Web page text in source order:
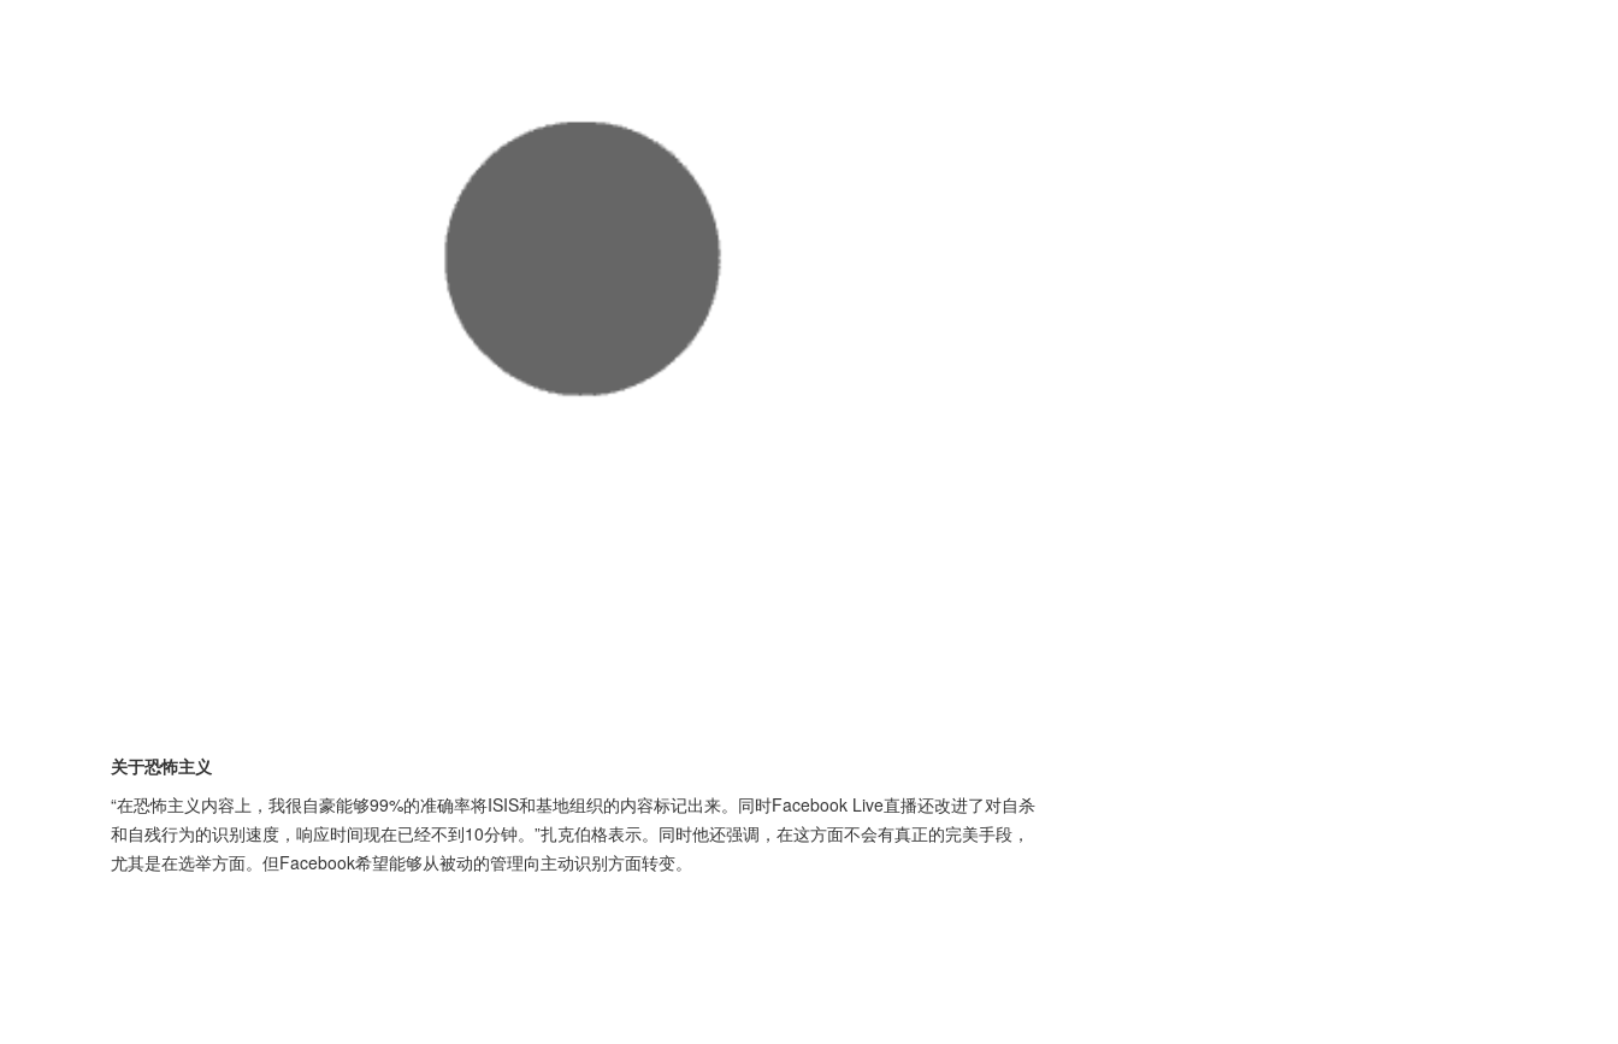
关于恐怖主义
“在恐怖主义内容上，我很自豪能够99%的准确率将ISIS和基地组织的内容标记出来。同时Facebook Live直播还改进了对自杀
和自残行为的识别速度，响应时间现在已经不到10分钟。”扎克伯格表示。同时他还强调，在这方面不会有真正的完美手段，
尤其是在选举方面。但Facebook希望能够从被动的管理向主动识别方面转变。